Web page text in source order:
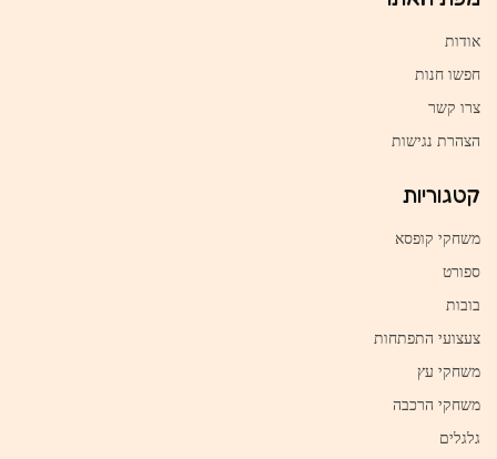
אודות
חפשו חנות
צרו קשר
הצהרת נגישות
קטגוריות
משחקי קופסא
ספורט
בובות
צעצועי התפתחות
משחקי עץ
משחקי הרכבה
גלגלים